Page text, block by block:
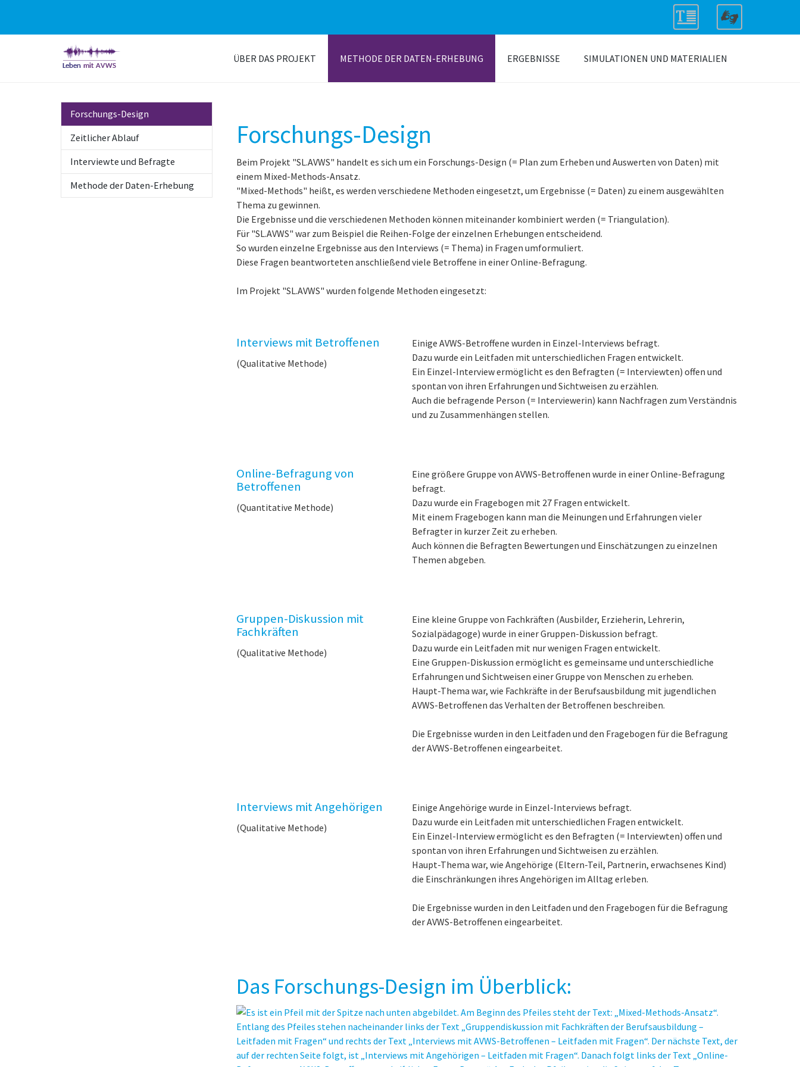
ÜBER DAS PROJEKT METHODE DER DATEN-ERHEBUNG ERGEBNISSE SIMULATIONEN UND MATERIALIEN
Forschungs-Design
Zeitlicher Ablauf
Interviewte und Befragte
Methode der Daten-Erhebung
Forschungs-Design
Beim Projekt "SL.AVWS" handelt es sich um ein Forschungs-Design (= Plan zum Erheben und Auswerten von Daten) mit
einem Mixed-Methods-Ansatz.
"Mixed-Methods" heißt, es werden verschiedene Methoden eingesetzt, um Ergebnisse (= Daten) zu einem ausgewählten
Thema zu gewinnen.
Die Ergebnisse und die verschiedenen Methoden können miteinander kombiniert werden (= Triangulation).
Für "SL.AVWS" war zum Beispiel die Reihen-Folge der einzelnen Erhebungen entscheidend.
So wurden einzelne Ergebnisse aus den Interviews (= Thema) in Fragen umformuliert.
Diese Fragen beantworteten anschließend viele Betroffene in einer Online-Befragung.
Im Projekt "SL.AVWS" wurden folgende Methoden eingesetzt:
Interviews mit Betroffenen
(Qualitative Methode)
Einige AVWS-Betroffene wurden in Einzel-Interviews befragt.
Dazu wurde ein Leitfaden mit unterschiedlichen Fragen entwickelt.
Ein Einzel-Interview ermöglicht es den Befragten (= Interviewten) offen und
spontan von ihren Erfahrungen und Sichtweisen zu erzählen.
Auch die befragende Person (= Interviewerin) kann Nachfragen zum Verständnis
und zu Zusammenhängen stellen.
Online-Befragung von
Betroffenen
(Quantitative Methode)
Eine größere Gruppe von AVWS-Betroffenen wurde in einer Online-Befragung
befragt.
Dazu wurde ein Fragebogen mit 27 Fragen entwickelt.
Mit einem Fragebogen kann man die Meinungen und Erfahrungen vieler
Befragter in kurzer Zeit zu erheben.
Auch können die Befragten Bewertungen und Einschätzungen zu einzelnen
Themen abgeben.
Gruppen-Diskussion mit
Fachkräften
(Qualitative Methode)
Eine kleine Gruppe von Fachkräften (Ausbilder, Erzieherin, Lehrerin,
Sozialpädagoge) wurde in einer Gruppen-Diskussion befragt.
Dazu wurde ein Leitfaden mit nur wenigen Fragen entwickelt.
Eine Gruppen-Diskussion ermöglicht es gemeinsame und unterschiedliche
Erfahrungen und Sichtweisen einer Gruppe von Menschen zu erheben.
Haupt-Thema war, wie Fachkräfte in der Berufsausbildung mit jugendlichen
AVWS-Betroffenen das Verhalten der Betroffenen beschreiben.
Die Ergebnisse wurden in den Leitfaden und den Fragebogen für die Befragung
der AVWS-Betroffenen eingearbeitet.
Interviews mit Angehörigen
(Qualitative Methode)
Einige Angehörige wurde in Einzel-Interviews befragt.
Dazu wurde ein Leitfaden mit unterschiedlichen Fragen entwickelt.
Ein Einzel-Interview ermöglicht es den Befragten (= Interviewten) offen und
spontan von ihren Erfahrungen und Sichtweisen zu erzählen.
Haupt-Thema war, wie Angehörige (Eltern-Teil, Partnerin, erwachsenes Kind)
die Einschränkungen ihres Angehörigen im Alltag erleben.
Die Ergebnisse wurden in den Leitfaden und den Fragebogen für die Befragung
der AVWS-Betroffenen eingearbeitet.
Das Forschungs-Design im Überblick: